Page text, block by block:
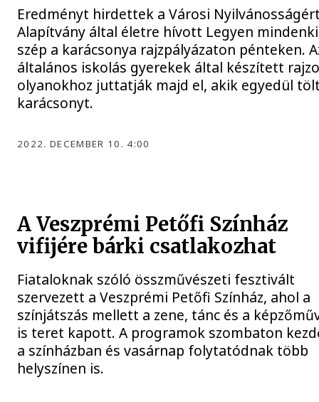
Eredményt hirdettek a Városi
Alapítvány által életre hívott Legyen
szép a karácsonya rajzpályázaton pénteken.
általános iskolás gyerekek által készített
olyanokhoz juttatják majd el, akik egyedül
karácsonyt.
2022. DECEMBER 10. 4:00
A Veszprémi Petőfi Színház
vifijére bárki csatlakozhat
Fiataloknak szóló összművészeti fesztivált
szervezett a Veszprémi Petőfi Színház, ahol a
színjátszás mellett a zene, tánc és a
is teret kapott. A programok szombaton
a színházban és vasárnap folytatódnak több
helyszínen is.